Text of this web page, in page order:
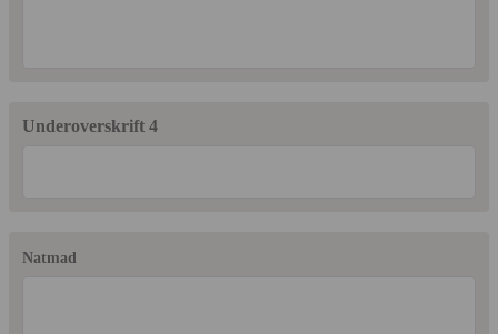
Underoverskrift 4
Natmad